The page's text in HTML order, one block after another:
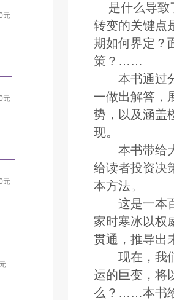
元
——
元
——
元
是什么导致
转变的关键点
期如何界定？
策？……
本书通过分
一做出解答，
势，以及涵盖
现。
本书带给大
给读者投资决
本方法。
这是一本百
家时寒冰以权
贯通，推导出
现在，我们
运的巨变，将
么？……本书